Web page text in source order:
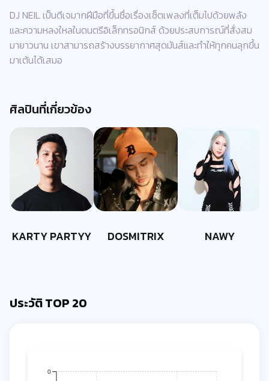
DJ NEIL เป็นดีเจมากฝีมือที่ขึ้นชื่อเรื่องเซ็ตเพลงที่เต็มไปด้วยพลัง
และความหลงใหลในดนตรีอิเล็กทรอนิกส์ ด้วยประสบการณ์ที่สั่งสม
มายาวนาน เขาสามารถสร้างบรรยากาศสุดมันส์และทำให้ทุกคนลุกขึ้น
มาเต้นได้เสมอ
ศิลปินที่เกี่ยวข้อง
KARTY PARTYY DOSMITRIX NAWY
ประวัติ TOP 20
0